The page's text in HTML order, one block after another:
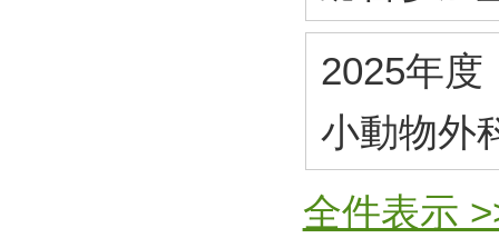
2025年度
小動物外
全件表示